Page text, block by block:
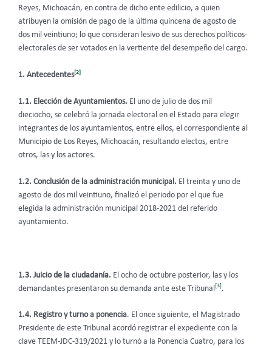
Reyes, Michoacán, en contra de dicho ente edilicio, a quien
atribuyen la omisión de pago de la última quincena de agosto de
dos mil veintiuno; lo que consideran lesivo de sus derechos políticos-
electorales de ser votados en la vertiente del desempeño del cargo.
1. Antecedentes[2]
1.1. Elección de Ayuntamientos. El uno de julio de dos mil
dieciocho, se celebró la jornada electoral en el Estado para elegir
integrantes de los ayuntamientos, entre ellos, el correspondiente al
Municipio de Los Reyes, Michoacán, resultando electos, entre
otros, las y los actores.
1.2. Conclusión de la administración municipal. El treinta y uno de
agosto de dos mil veintiuno, finalizó el periodo por el que fue
elegida la administración municipal 2018-2021 del referido
ayuntamiento.
1.3. Juicio de la ciudadanía. El ocho de octubre posterior, las y los
demandantes presentaron su demanda ante este Tribunal
[3] .
1.4. Registro y turno a ponencia. El once siguiente, el Magistrado
Presidente de este Tribunal acordó registrar el expediente con la
clave TEEM-JDC-319/2021 y lo turnó a la Ponencia Cuatro, para los